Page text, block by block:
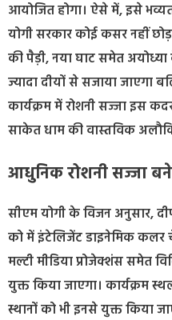
आयोजित होगा। ऐसे में, इसे
योगी सरकार कोई कसर नहीं
की पैड़ी, नया घाट समेत
ज्यादा दीयों से सजाया जाएगा
कार्यक्रम में रोशनी सज्जा इस
साकेत धाम की वास्तविक
आधुनिक रोशनी सज्जा
सीएम योगी के विजन अनुसार,
को में इंटेलिजेंट डाइनेमिक कलर
मल्टी मीडिया प्रोजेक्शंस समेत
युक्त किया जाएगा। कार्यक्रम
स्थानों को भी इनसे युक्त किया